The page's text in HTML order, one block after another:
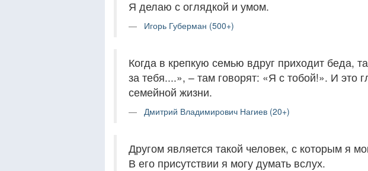
Я делаю с оглядкой и умом.
Игорь Губерман (500+)
Когда в крепкую семью вдруг приходит беда,
за тебя....», – там говорят: «Я с тобой!». И это
семейной жизни.
Дмитрий Владимирович Нагиев (20+)
Другом является такой человек, с которым я
В его присутствии я могу думать вслух.